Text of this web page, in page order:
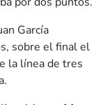
García
sobre el final el
la línea de tres